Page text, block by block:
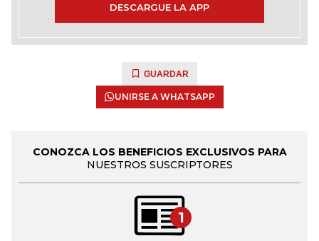
DESCARGUE LA APP
GUARDAR
UNIRSE A WHATSAPP
CONOZCA LOS BENEFICIOS EXCLUSIVOS PARA
NUESTROS SUSCRIPTORES
1